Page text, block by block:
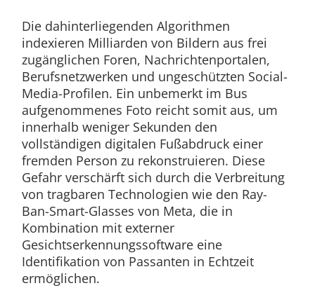
Die dahinterliegenden Algorithmen
indexieren Milliarden von Bildern aus frei
zugänglichen Foren, Nachrichtenportalen,
Berufsnetzwerken und ungeschützten Social-
Media-Profilen. Ein unbemerkt im Bus
aufgenommenes Foto reicht somit aus, um
innerhalb weniger Sekunden den
vollständigen digitalen Fußabdruck einer
fremden Person zu rekonstruieren. Diese
Gefahr verschärft sich durch die Verbreitung
von tragbaren Technologien wie den Ray-
Ban-Smart-Glasses von Meta, die in
Kombination mit externer
Gesichtserkennungssoftware eine
Identifikation von Passanten in Echtzeit
ermöglichen.